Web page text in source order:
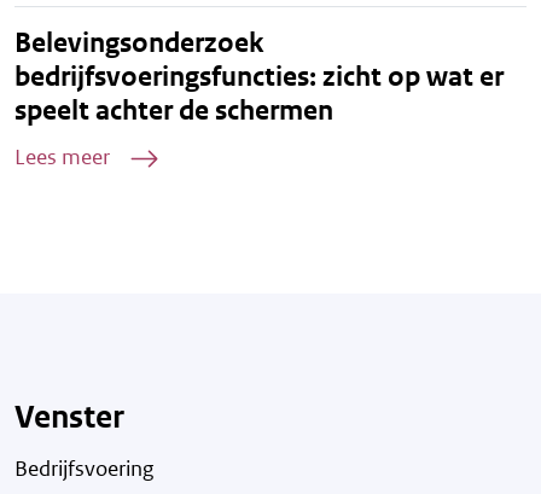
Belevingsonderzoek
bedrijfsvoeringsfuncties: zicht op wat er
speelt achter de schermen
Lees meer
Venster
Bedrijfsvoering